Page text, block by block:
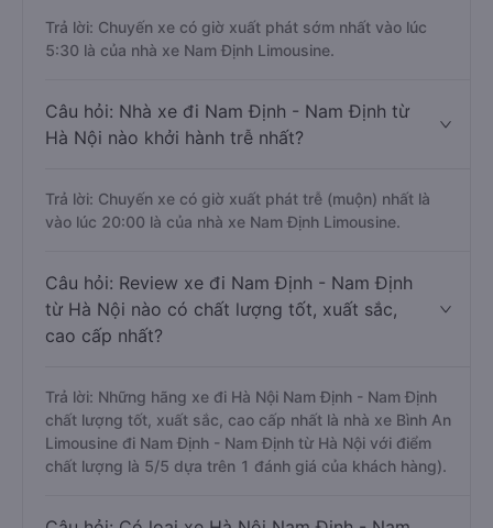
Trả lời: Chuyến xe có giờ xuất phát sớm nhất vào lúc
5:30 là của nhà xe Nam Định Limousine.
Câu hỏi: Nhà xe đi Nam Định - Nam Định từ
Hà Nội nào khởi hành trễ nhất?
Trả lời: Chuyến xe có giờ xuất phát trễ (muộn) nhất là
vào lúc 20:00 là của nhà xe Nam Định Limousine.
Câu hỏi: Review xe đi Nam Định - Nam Định
từ Hà Nội nào có chất lượng tốt, xuất sắc,
cao cấp nhất?
Trả lời: Những hãng xe đi Hà Nội Nam Định - Nam Định
chất lượng tốt, xuất sắc, cao cấp nhất là nhà xe Bình An
Limousine đi Nam Định - Nam Định từ Hà Nội với điểm
chất lượng là 5/5 dựa trên 1 đánh giá của khách hàng).